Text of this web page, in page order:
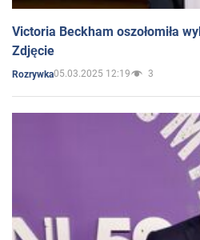
Victoria Beckham oszołomiła
Zdjęcie
Rozrywka05.03.2025 12:19 3